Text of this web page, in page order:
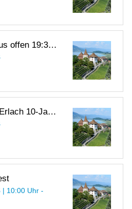
offen 19:30 -
10-Jahr-
| 10:00 Uhr -